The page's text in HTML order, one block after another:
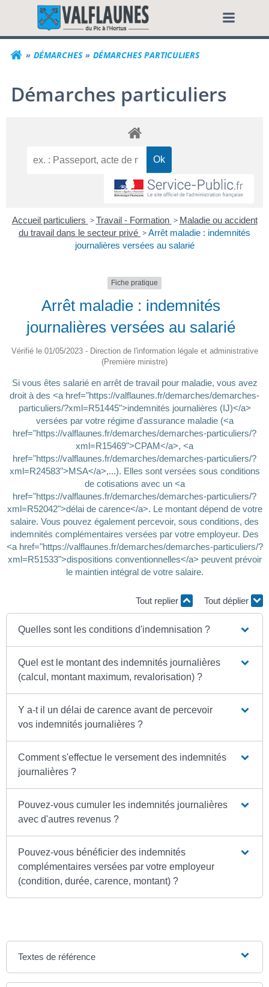
contenuCommune de
DÉMARCHES DÉMARCHES PARTICULIERS
Démarches particuliers
Accueil particuliers > Travail - Formation > Maladie ou accident
du travail dans le secteur privé >Arrêt maladie : indemnités
journalières versées au salarié
Fiche pratique
Arrêt maladie : indemnités
journalières versées au salarié
Vérifié le 01/05/2023 - Direction de l'information légale et administrative
(Première ministre)
Si vous êtes salarié en arrêt de travail pour maladie, vous avez
droit à des <a href="https://valflaunes.fr/demarches/demarches-
particuliers/?xml=R51445">indemnités journalières (IJ)</a>
versées par votre régime d'assurance maladie (<a
href="https://valflaunes.fr/demarches/demarches-particuliers/?
xml=R15469">CPAM</a>, <a
href="https://valflaunes.fr/demarches/demarches-particuliers/?
xml=R24583">MSA</a>,...). Elles sont versées sous conditions
de cotisations avec un <a
href="https://valflaunes.fr/demarches/demarches-particuliers/?
xml=R52042">délai de carence</a>. Le montant dépend de votre
salaire. Vous pouvez également percevoir, sous conditions, des
indemnités complémentaires versées par votre employeur. Des
<a href="https://valflaunes.fr/demarches/demarches-particuliers/?
xml=R51533">dispositions conventionnelles</a> peuvent prévoir
le maintien intégral de votre salaire.
Tout replier Tout déplier
Quelles sont les conditions d'indemnisation ?
Quel est le montant des indemnités journalières
(calcul, montant maximum, revalorisation) ?
Y a-t il un délai de carence avant de percevoir
vos indemnités journalières ?
Comment s'effectue le versement des indemnités
journalières ?
Pouvez-vous cumuler les indemnités journalières
avec d'autres revenus ?
Pouvez-vous bénéficier des indemnités
complémentaires versées par votre employeur
(condition, durée, carence, montant) ?
Textes de référence